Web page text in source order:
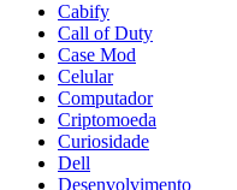
Cabify
Call of Duty
Case Mod
Celular
Computador
Criptomoeda
Curiosidade
Dell
Desenvolvimento